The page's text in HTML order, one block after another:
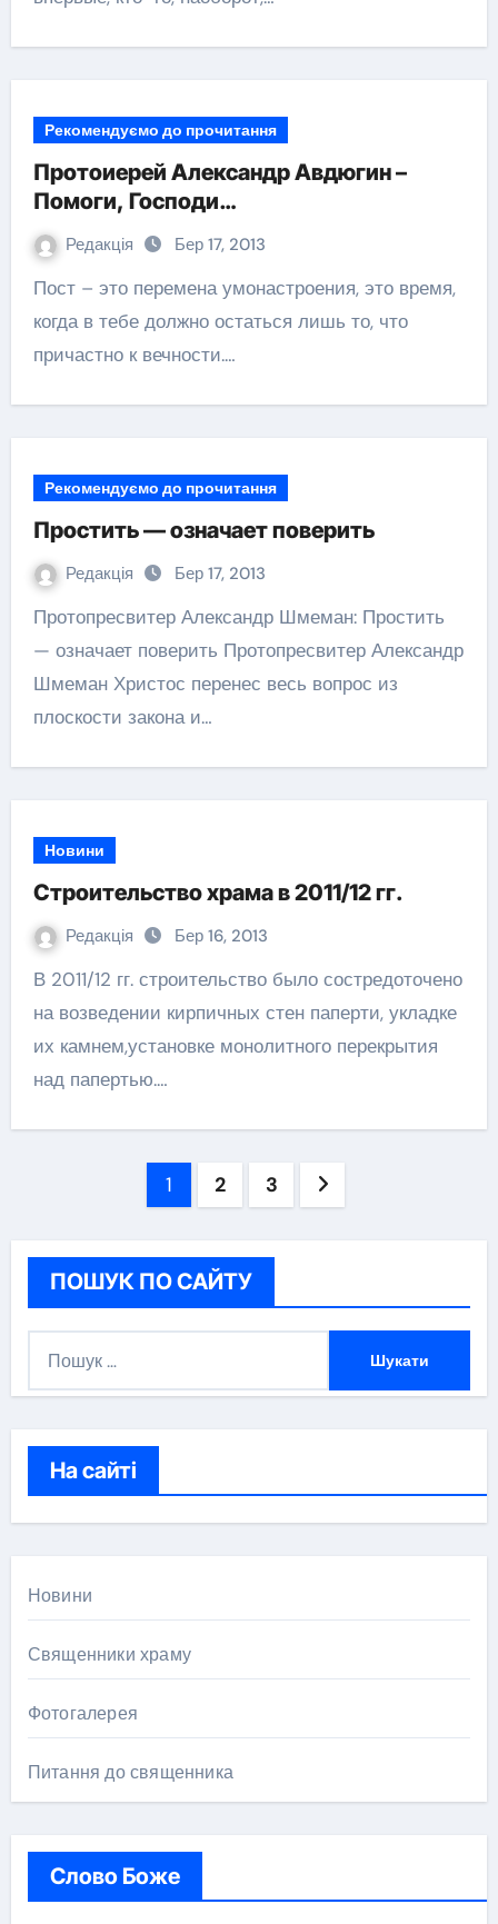
Рекомендуємо до прочитання
Протоиерей Александр Авдюгин –
Помоги, Господи…
Редакція Бер 17, 2013
Пост – это перемена умонастроения, это время,
когда в тебе должно остаться лишь то, что
причастно к вечности.…
Рекомендуємо до прочитання
Простить — означает поверить
Редакція Бер 17, 2013
Протопресвитер Александр Шмеман: Простить
— означает поверить Протопресвитер Александр
Шмеман Христос перенес весь вопрос из
плоскости закона и…
Новини
Строительство храма в 2011/12 гг.
Редакція Бер 16, 2013
В 2011/12 гг. строительство было состредоточено
на возведении кирпичных стен паперти, укладке
их камнем,установке монолитного перекрытия
над папертью.…
Навігація1 2 3
ПОШУК ПО САЙТУ
:
На сайті
Новини
Священники храму
Фотогалерея
Питання до священника
Слово Боже